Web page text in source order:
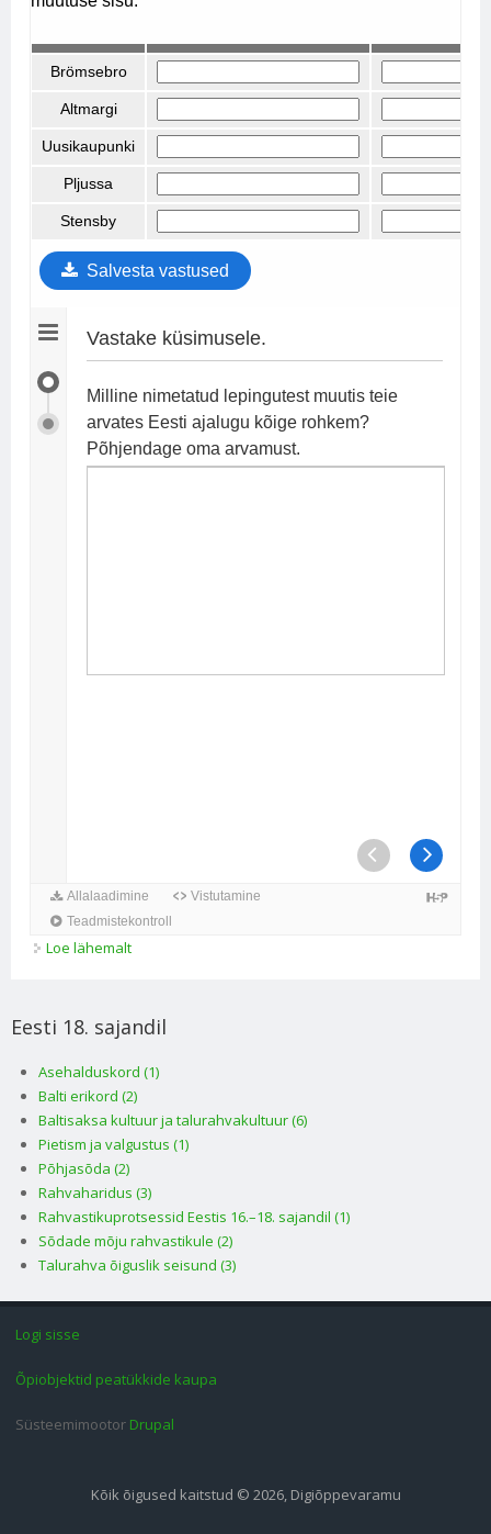
Loe lähemalt
Eesti 18. sajandil
Asehalduskord (1)
Balti erikord (2)
Baltisaksa kultuur ja talurahvakultuur (6)
Pietism ja valgustus (1)
Põhjasõda (2)
Rahvaharidus (3)
Rahvastikuprotsessid Eestis 16.–18. sajandil (1)
Sõdade mõju rahvastikule (2)
Talurahva õiguslik seisund (3)
Logi sisse
Õpiobjektid peatükkide kaupa
Süsteemimootor Drupal
Kõik õigused kaitstud © 2026, Digiõppevaramu